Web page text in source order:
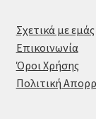
Σχετικά με εμάς
Επικοινωνία
Όροι Χρήσης
Πολιτική